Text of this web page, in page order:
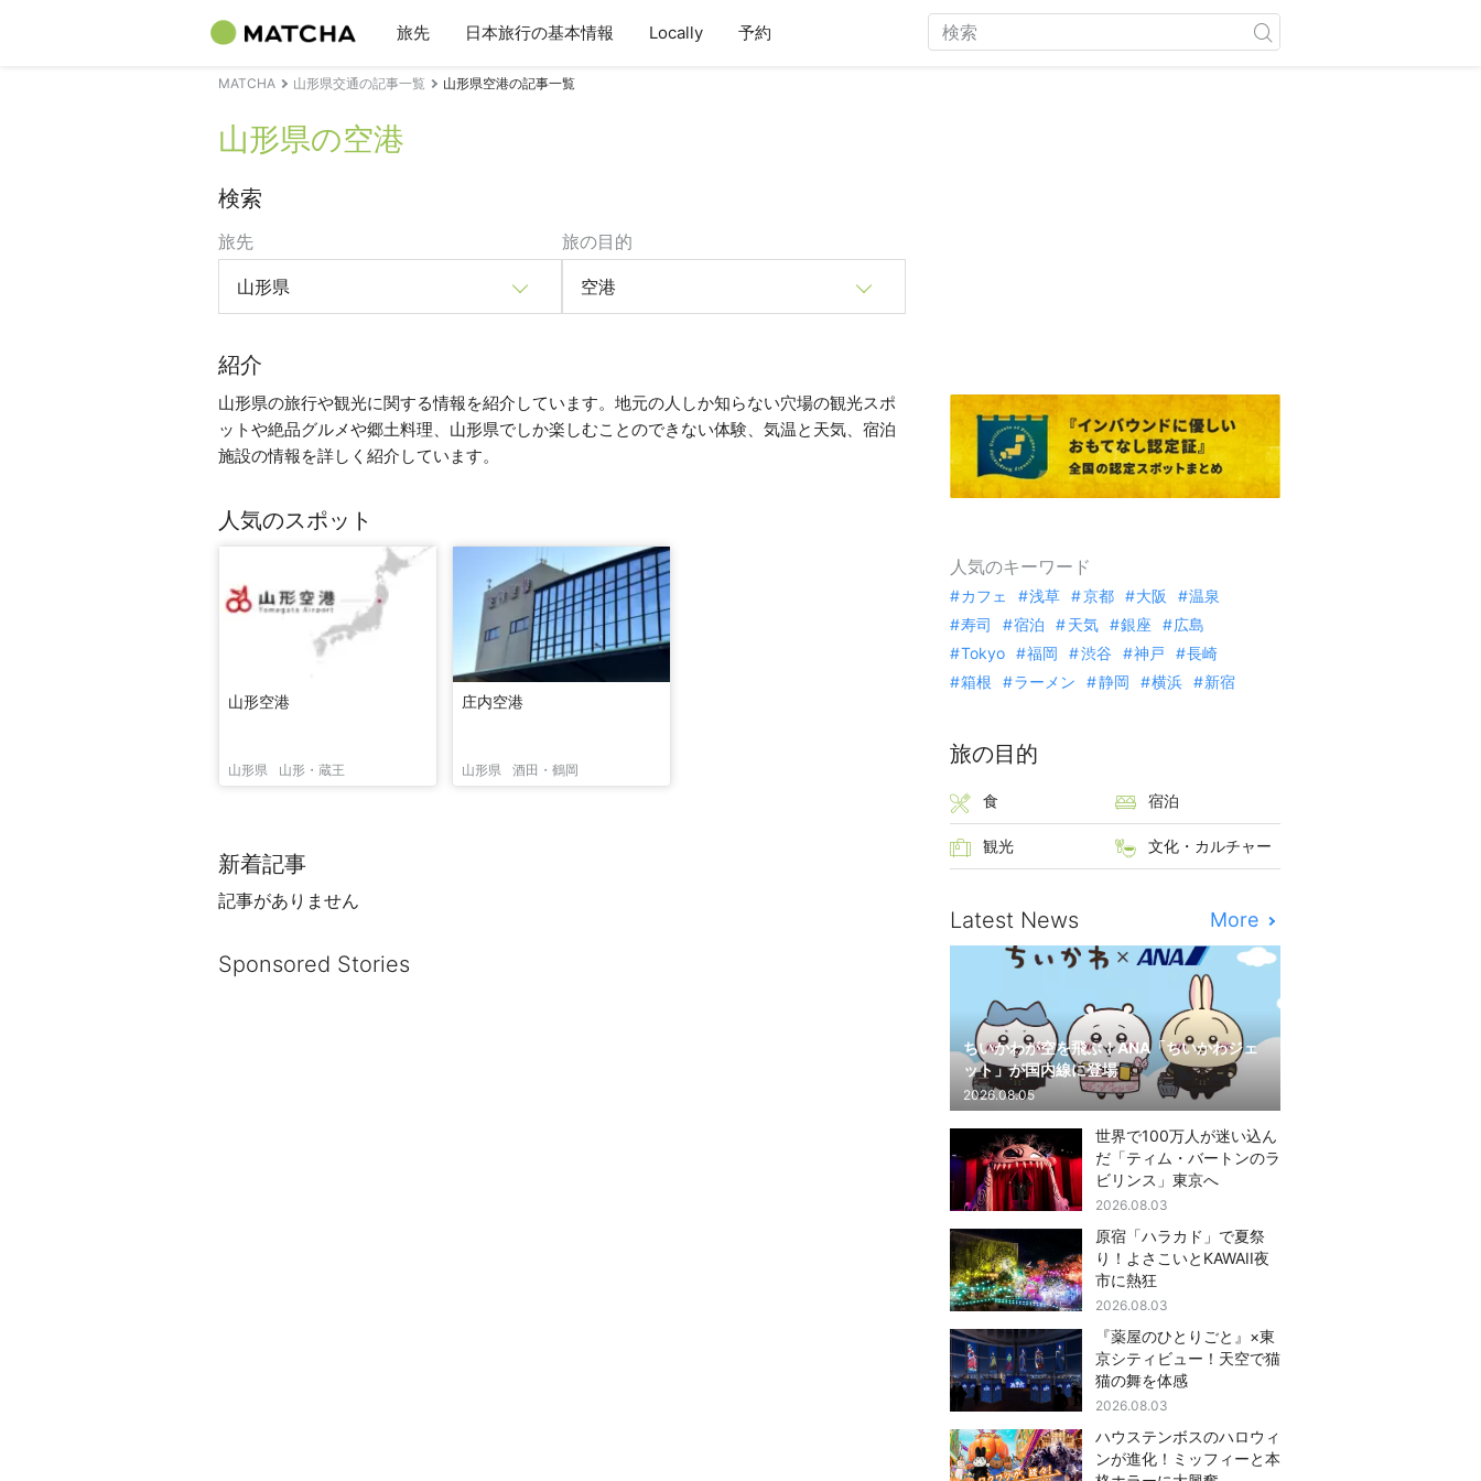
旅先 日本旅行の基本情報 Locally 予約
MATCHA 山形県交通の記事一覧 山形県空港の記事一覧
山形県の空港
検索
旅先
山形県
旅の目的
空港
紹介
山形県の旅行や観光に関する情報を紹介しています。地元の人しか知らない穴場の観光スポ
ットや絶品グルメや郷土料理、山形県でしか楽しむことのできない体験、気温と天気、宿泊
施設の情報を詳しく紹介しています。
人気のスポット
山形空港
山形県 山形・蔵王
庄内空港
山形県 酒田・鶴岡
新着記事
記事がありません
Sponsored Stories
人気のキーワード
カフェ 浅草 京都 大阪
温泉
寿司
宿泊 天気 銀座
広島
Tokyo
福岡 渋谷 神戸
長崎
箱根
ラーメン 静岡 横浜 新宿
旅の目的
食 宿泊
観光 文化・カルチャー
Latest News More
ちいかわが空を飛ぶ！ANA「ちいかわジェ
ット」が国内線に登場
2026.08.05
世界で100万人が迷い込ん
だ「ティム・バートンのラ
ビリンス」東京へ
2026.08.03
原宿「ハラカド」で夏祭
り！よさこいとKAWAII夜
市に熱狂
2026.08.03
『薬屋のひとりごと』×東
京シティビュー！天空で猫
猫の舞を体感
2026.08.03
ハウステンボスのハロウィ
ンが進化！ミッフィーと本